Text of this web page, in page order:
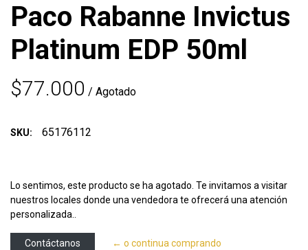
Paco Rabanne Invictus
Platinum EDP 50ml
$77.000 / Agotado
SKU: 65176112
Lo sentimos, este producto se ha agotado. Te invitamos a visitar
nuestros locales donde una vendedora te ofrecerá una atención
personalizada..
Contáctanos ← o continua comprando